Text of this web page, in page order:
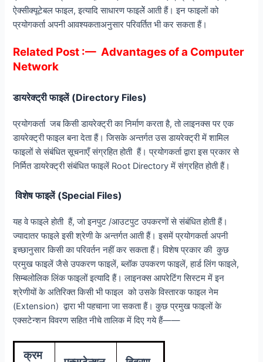
ऐक्सीक्यूटेबल फाइल, इत्यादि साधारण फाइलेें आती हैं। इन फाइलों को
प्रयोगकर्ता अपनी आवश्यकताअनुसार परिवर्तित भी कर सकता हैं।
Related Post :— Advantages of a Computer
Network
डायरेक्ट्री फाइलें (Directory Files)
प्रयोगकर्ता जब किसी डायरेक्ट्री का निर्माण करता है, तो लाइनक्स पर एक
डायरेक्ट्री फाइल बना देता हैं। जिसके अन्तर्गत उस डायरेक्ट्री में शामिल
फाइलों से संबंधित सूचनाएँ संग्रहित होती हैं। प्रयोगकर्ता द्वारा इस प्रकार से
निर्मित डायरेक्ट्री संबंधित फाइलें Root Directory में संग्रहित होती हैं।
विशेष फाइलें (Special Files)
यह वे फाइले होती हैं, जो इनपुट /आउटपुट उपकरणों से संबंधित होती हैं।
ज्यादातर फाइले इसी श्रेणी के अन्तर्गत आती हैं। इसमें प्रयोगकर्ता अपनी
इच्छानुसार किसी का परिवर्तन नहीं कर सकता हैं। विशेष प्रकार की कुछ
प्रमुख फाइलें जैसे उपकरण फाइलें, ब्लॉक उपकरण फाइलें, हार्ड लिंग फाइले,
सिम्बलोलिक लिंक फाइलों इत्यादि हैं। लाइनक्स आपरेटिंग सिस्टम में इन
श्रेणीयों के अतिरिक्त किसी भी फाइल को उसके विस्तारक फाइल नेम
(Extension) द्वारा भी पहचाना जा सकता हैं। कुछ प्रमुख फाइलों के
एक्सटेन्शन विवरण सहित नीचे तालिक में दिए गये हैं——
क्रम